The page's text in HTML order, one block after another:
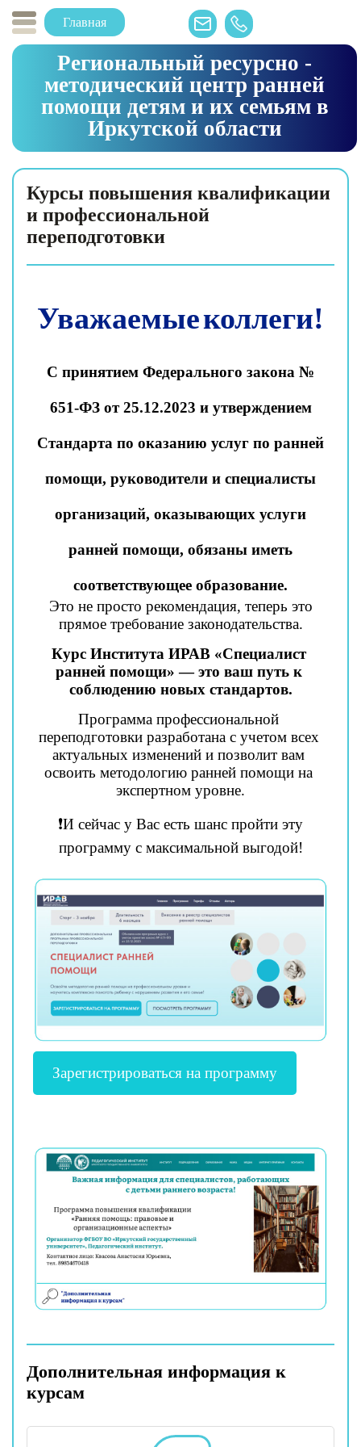
Главная
Региональный ресурсно -
методический центр ранней
помощи детям и их семьям в
Иркутской области
Курсы повышения квалификации
и профессиональной
переподготовки
Уважаемыеколлеги!
С принятием Федерального закона №
651-ФЗ от 25.12.2023 и утверждением
Стандарта по оказанию услуг по ранней
помощи, руководители и специалисты
организаций, оказывающих услуги
ранней помощи, обязаны иметь
соответствующее образование.
Это не просто рекомендация, теперь это
прямое требование законодательства.
Курс Института ИРАВ «Специалист
ранней помощи» — это ваш путь к
соблюдению новых стандартов.
Программа профессиональной
переподготовки разработана с учетом всех
актуальных изменений и позволит вам
освоить методологию ранней помощи на
экспертном уровне.
❗️И сейчас у Вас есть шанс пройти эту
программу с максимальной выгодой!
Зарегистрироваться на программу
Дополнительная информация к
курсам